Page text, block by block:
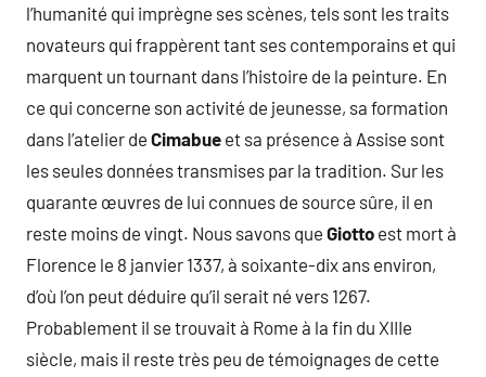
l’humanité qui imprègne ses scènes, tels sont les traits
novateurs qui frappèrent tant ses contemporains et qui
marquent un tournant dans l’histoire de la peinture. En
ce qui concerne son activité de jeunesse, sa formation
dans l’atelier de Cimabue et sa présence à Assise sont
les seules données transmises par la tradition. Sur les
quarante œuvres de lui connues de source sûre, il en
reste moins de vingt. Nous savons que Giotto est mort à
Florence le 8 janvier 1337, à soixante-dix ans environ,
d’où l’on peut déduire qu’il serait né vers 1267.
Probablement il se trouvait à Rome à la fin du XIIIe
siècle, mais il reste très peu de témoignages de cette